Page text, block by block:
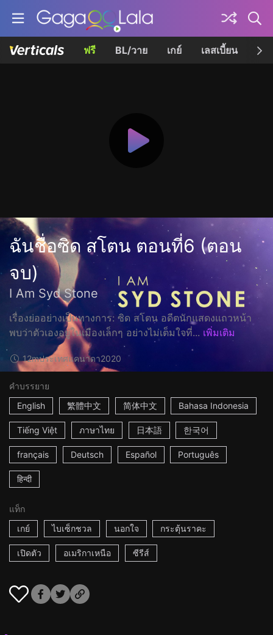
ฟรี BL/วาย เกย์ เลสเบี้ยน เค
ฉันชื่อซิด สโตน ตอนที่6 (ตอน
จบ)
I Am Syd Stone
เรื่องย่ออย่างเป็นทางการ: ซิด สโตน อดีตนักแสดงแถวหน้า
พบว่าตัวเองอยู่ในเมืองเล็กๆ อย่างไม่เต็มใจที่... เพิ่มเติม
12mประเทศแคนาดา2020
คำบรรยาย
English
繁體中文 简体中文 Bahasa Indonesia
Tiếng Việt ภาษาไทย 日本語 한국어
français Deutsch Español Português
हिन्दी
แท็ก
เกย์
ไบเซ็กชวล นอกใจ กระตุ้นราคะ
เปิดตัว อเมริกาเหนือ ซีรีส์